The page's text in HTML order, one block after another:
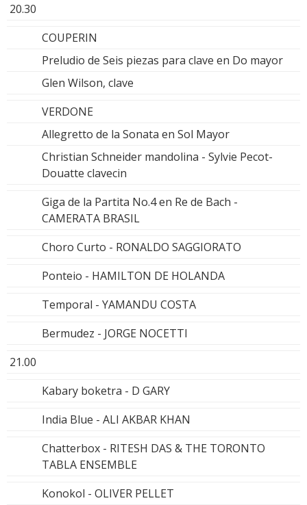
20.30
COUPERIN
Preludio de Seis piezas para clave en Do mayor
Glen Wilson, clave
VERDONE
Allegretto de la Sonata en Sol Mayor
Christian Schneider mandolina - Sylvie Pecot-
Douatte clavecin
Giga de la Partita No.4 en Re de Bach -
CAMERATA BRASIL
Choro Curto - RONALDO SAGGIORATO
Ponteio - HAMILTON DE HOLANDA
Temporal - YAMANDU COSTA
Bermudez - JORGE NOCETTI
21.00
Kabary boketra - D GARY
India Blue - ALI AKBAR KHAN
Chatterbox - RITESH DAS & THE TORONTO
TABLA ENSEMBLE
Konokol - OLIVER PELLET